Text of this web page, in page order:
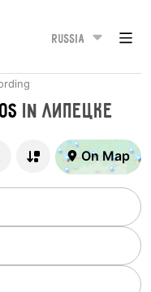
Russia
inЛипецке
On Map